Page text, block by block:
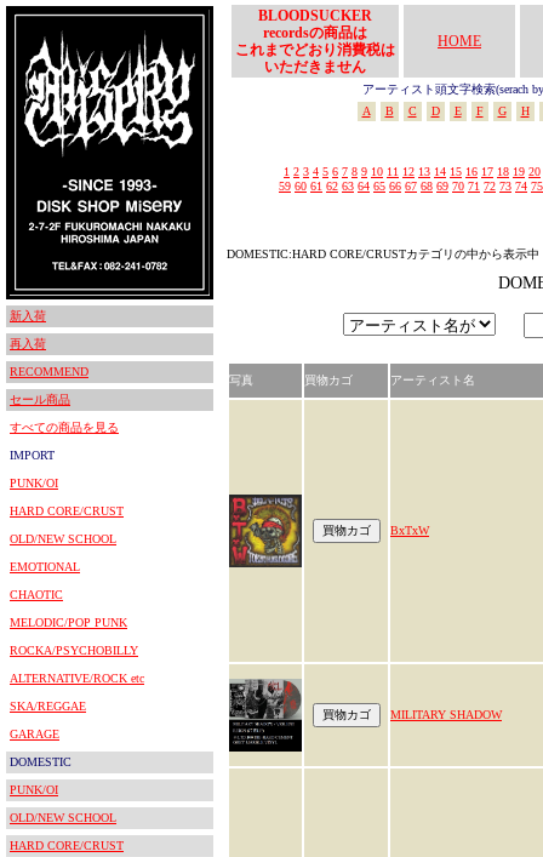
新入荷
再入荷
RECOMMEND
セール商品
すべての商品を見る
IMPORT
PUNK/OI
HARD CORE/CRUST
OLD/NEW SCHOOL
EMOTIONAL
CHAOTIC
MELODIC/POP PUNK
ROCKA/PSYCHOBILLY
ALTERNATIVE/ROCK etc
SKA/REGGAE
GARAGE
DOMESTIC
PUNK/OI
OLD/NEW SCHOOL
HARD CORE/CRUST
BLOODSUCKER
recordsの商品は
これまでどおり消費税は
いただきません
HOME
アーティスト頭文字検索(serach
A
B C D E F G H
1 2 3 4 5 6 7 8 9 10 11 12 13 14 15 16 17 18 19 20
59 60 61 62 63 64 65 66 67 68 69 70 71 72 73 74 75
DOMESTIC:HARD CORE/CRUSTカテゴリの中から表示中
写真 買物カゴ アーティスト名
BxTxW
MILITARY SHADOW